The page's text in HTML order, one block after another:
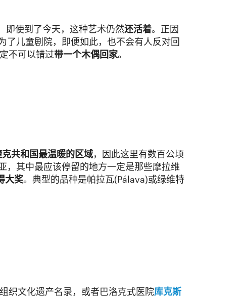
即使到了今天，这种艺术仍然还活着。正因
了儿童剧院，即便如此，也不会有人反对回
不可以错过带一个木偶回家。
共和国最温暖的区域，因此这里有数百公顷
，其中最应该停留的地方一定是那些摩拉维
大奖。典型的品种是帕拉瓦(Pálava)或绿维特
织文化遗产名录，或者巴洛克式医院库克斯